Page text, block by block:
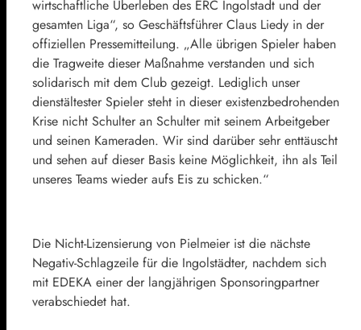
wirtschaftliche Überleben des ERC Ingolstadt und der
gesamten Liga“, so Geschäftsführer Claus Liedy in der
offiziellen Pressemitteilung. „Alle übrigen Spieler haben
die Tragweite dieser Maßnahme verstanden und sich
solidarisch mit dem Club gezeigt. Lediglich unser
dienstältester Spieler steht in dieser existenzbedrohenden
Krise nicht Schulter an Schulter mit seinem Arbeitgeber
und seinen Kameraden. Wir sind darüber sehr enttäuscht
und sehen auf dieser Basis keine Möglichkeit, ihn als Teil
unseres Teams wieder aufs Eis zu schicken.“
Die Nicht-Lizensierung von Pielmeier ist die nächste
Negativ-Schlagzeile für die Ingolstädter, nachdem sich
mit EDEKA einer der langjährigen Sponsoringpartner
verabschiedet hat.